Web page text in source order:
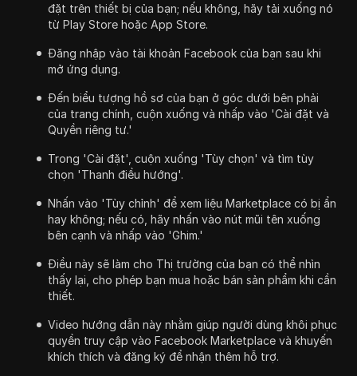
đặt trên thiết bị của bạn; nếu không, hãy tải xuống nó
từ Play Store hoặc App Store.
Đăng nhập vào tài khoản Facebook của bạn sau khi
mở ứng dụng.
Đến biểu tượng hồ sơ của bạn ở góc dưới bên phải
của trang chính, cuộn xuống và nhấp vào 'Cài đặt và
Quyền riêng tư.'
Trong 'Cài đặt', cuộn xuống 'Tùy chọn' và tìm tùy
chọn 'Thanh điều hướng'.
Nhấn vào 'Tùy chỉnh' để xem liệu Marketplace có bị ẩn
hay không; nếu có, hãy nhấn vào nút mũi tên xuống
bên cạnh và nhấp vào 'Ghim.'
Điều này sẽ làm cho Thị trường của bạn có thể nhìn
thấy lại, cho phép bạn mua hoặc bán sản phẩm khi cần
thiết.
Video hướng dẫn này nhằm giúp người dùng khôi phục
quyền truy cập vào Facebook Marketplace và khuyến
khích thích và đăng ký để nhận thêm hỗ trợ.